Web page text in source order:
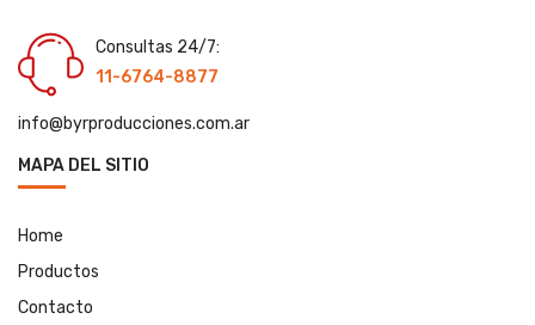
Consultas 24/7:
11-6764-8877
info@byrproducciones.com.ar
MAPA DEL SITIO
Home
Productos
Contacto